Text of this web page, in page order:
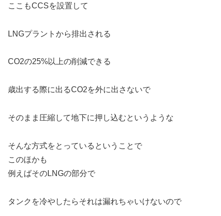
ここもCCSを設置して
LNGプラントから排出される
CO2の25%以上の削減できる
歳出する際に出るCO2を外に出さないで
そのまま圧縮して地下に押し込むというような
そんな方式をとっているということで
このほかも
例えばそのLNGの部分で
タンクを冷やしたらそれは漏れちゃいけないので